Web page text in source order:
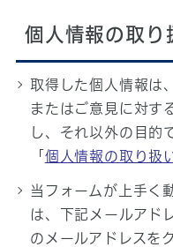
個人情報の取り
取得した個人情報は
またはご意見に対す
し、それ以外の目的
「 個人情報の取り扱
当フォームが上手く
は、下記メールアド
のメールアドレスを